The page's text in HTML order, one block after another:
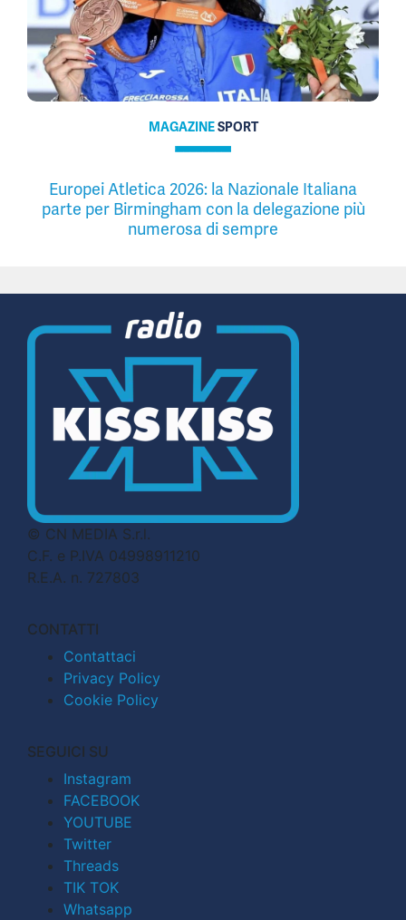
MAGAZINESPORT
Europei Atletica 2026: la Nazionale Italiana
parte per Birmingham con la delegazione più
numerosa di sempre
© CN MEDIA S.r.l.
C.F. e P.IVA 04998911210
R.E.A. n. 727803
CONTATTI
Contattaci
Privacy Policy
Cookie Policy
SEGUICI SU
Instagram
FACEBOOK
YOUTUBE
Twitter
Threads
TIK TOK
Whatsapp